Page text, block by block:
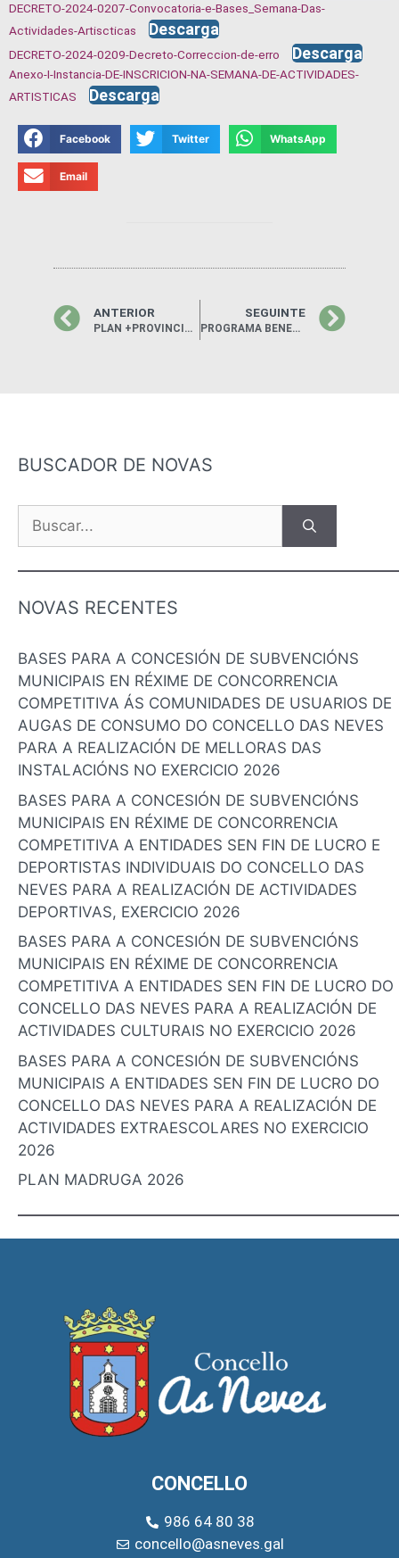
DECRETO-2024-0207-Convocatoria-e-Bases_Semana-Das-
Actividades-Artiscticas
Descarga
DECRETO-2024-0209-Decreto-Correccion-de-erro Descarga
Anexo-I-Instancia-DE-INSCRICION-NA-SEMANA-DE-ACTIVIDADES-
ARTISTICAS
Descarga
Facebook Twitter WhatsApp
Email
ANTERIOR
PLAN +PROVINCIA 2024 – LIÑA 2 AS NEVES
SEGUINTE
PROGRAMA BENESTAR EN BALNEARIOS
BUSCADOR DE NOVAS
NOVAS RECENTES
BASES PARA A CONCESIÓN DE SUBVENCIÓNS
MUNICIPAIS EN RÉXIME DE CONCORRENCIA
COMPETITIVA ÁS COMUNIDADES DE USUARIOS DE
AUGAS DE CONSUMO DO CONCELLO DAS NEVES
PARA A REALIZACIÓN DE MELLORAS DAS
INSTALACIÓNS NO EXERCICIO 2026
BASES PARA A CONCESIÓN DE SUBVENCIÓNS
MUNICIPAIS EN RÉXIME DE CONCORRENCIA
COMPETITIVA A ENTIDADES SEN FIN DE LUCRO E
DEPORTISTAS INDIVIDUAIS DO CONCELLO DAS
NEVES PARA A REALIZACIÓN DE ACTIVIDADES
DEPORTIVAS, EXERCICIO 2026
BASES PARA A CONCESIÓN DE SUBVENCIÓNS
MUNICIPAIS EN RÉXIME DE CONCORRENCIA
COMPETITIVA A ENTIDADES SEN FIN DE LUCRO DO
CONCELLO DAS NEVES PARA A REALIZACIÓN DE
ACTIVIDADES CULTURAIS NO EXERCICIO 2026
BASES PARA A CONCESIÓN DE SUBVENCIÓNS
MUNICIPAIS A ENTIDADES SEN FIN DE LUCRO DO
CONCELLO DAS NEVES PARA A REALIZACIÓN DE
ACTIVIDADES EXTRAESCOLARES NO EXERCICIO
2026
PLAN MADRUGA 2026
CONCELLO
986 64 80 38
concello@asneves.gal